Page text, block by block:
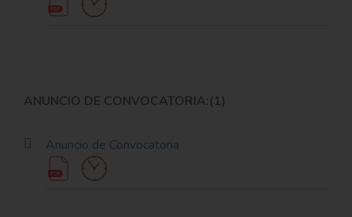
ANUNCIO DE CONVOCATORIA:(1)
Anuncio de Convocatoria